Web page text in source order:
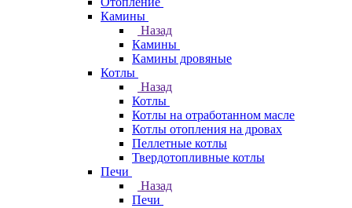
Камины
Назад
Камины
Камины дровяные
Котлы
Назад
Котлы
Котлы на отработанном масле
Котлы отопления на дровах
Пеллетные котлы
Твердотопливные котлы
Печи
Назад
Печи